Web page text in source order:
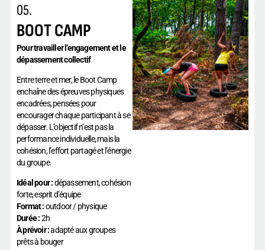
05.
BOOT CAMP
Pour travailler l’engagement et le
dépassement collectif
Entre terre et mer, le Boot Camp
enchaîne des épreuves physiques
encadrées, pensées pour
encourager chaque participant à se
dépasser. L’objectif n’est pas la
performance individuelle, mais la
cohésion, l’effort partagé et l’énergie
du groupe.
Idéal pour :dépassement, cohésion
forte, esprit d’équipe
Format :outdoor / physique
Durée :2h
À prévoir :adapté aux groupes
prêts à bouger